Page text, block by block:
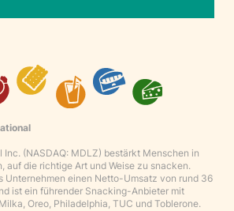
(NASDAQ: MDLZ) bestärkt Menschen in
auf die richtige Art und Weise zu snacken.
Unternehmen einen Netto-Umsatz von rund 36
ist ein führender Snacking-Anbieter mit
Oreo, Philadelphia, TUC und Toblerone.